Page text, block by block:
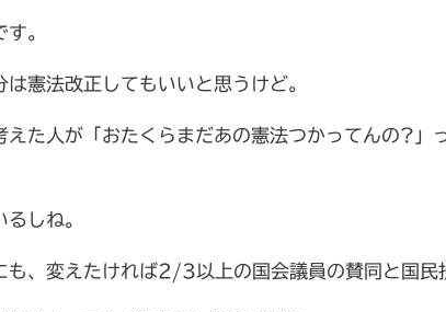
。
は憲法改正してもいいと思うけど。
えた人が「おたくらまだあの憲法つかってんの?」
しね。
も、変えたければ2/3以上の国会議員の賛同と国民